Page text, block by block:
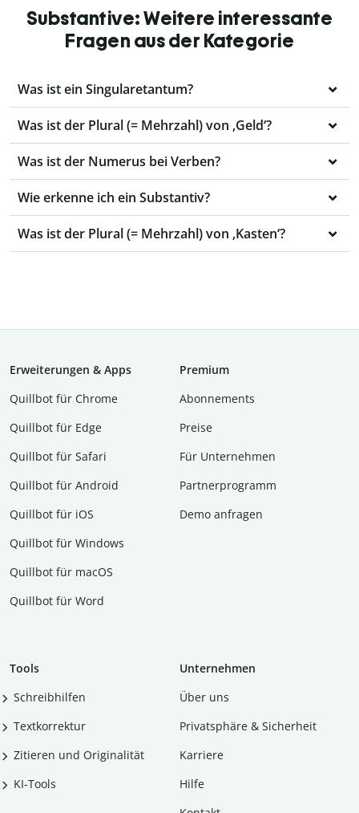
Substantive: Weitere interessante
Fragen aus der Kategorie
Was ist ein Singularetantum?
Was ist der Plural (= Mehrzahl) von ‚Geld‘?
Was ist der Numerus bei Verben?
Wie erkenne ich ein Substantiv?
Was ist der Plural (= Mehrzahl) von ‚Kasten‘?
Erweiterungen & Apps
Quillbot für Chrome
Quillbot für Edge
Quillbot für Safari
Quillbot für Android
Quillbot für iOS
Quillbot für Windows
Quillbot für macOS
Quillbot für Word
Premium
Abon­ne­ments
Preise
Für Unternehmen
Partnerprogramm
Demo anfragen
Tools
Schreibhilfen
Textkorrektur
Zitieren und Originalität
KI-Tools
Unternehmen
Über uns
Privatsphäre & Sicherheit
Karriere
Hilfe